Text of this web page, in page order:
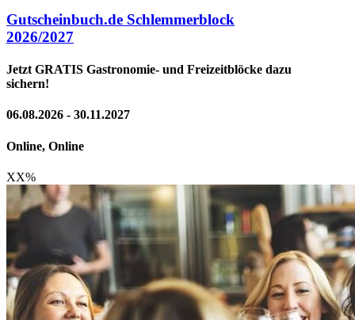
Gutscheinbuch.de Schlemmerblock
2026/2027
Jetzt GRATIS Gastronomie- und Freizeitblöcke dazu
sichern!
06.08.2026 - 30.11.2027
Online, Online
XX%